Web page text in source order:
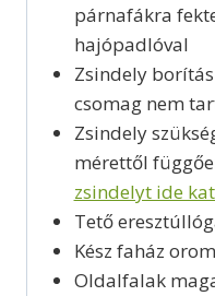
párnafákra
hajópadlóval
Zsindely
csomag nem
Zsindely
mérettől
zsindelyt ide
Tető
Kész faház
Oldalfalak